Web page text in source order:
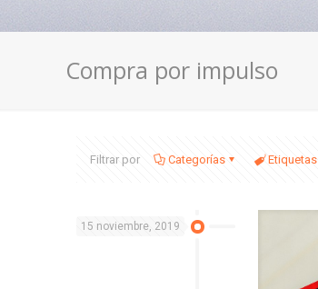
Compra por impulso
Filtrar por Categorías Etiquetas
15 noviembre, 2019